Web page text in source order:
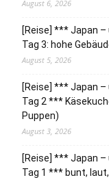
August 6, 2026
[Reise] *** Japan
Tag 3: hohe
August 5, 2026
[Reise] *** Japan
Tag 2 ***
Puppen)
August 3, 2026
[Reise] *** Japan
Tag 1 *** bunt, laut,